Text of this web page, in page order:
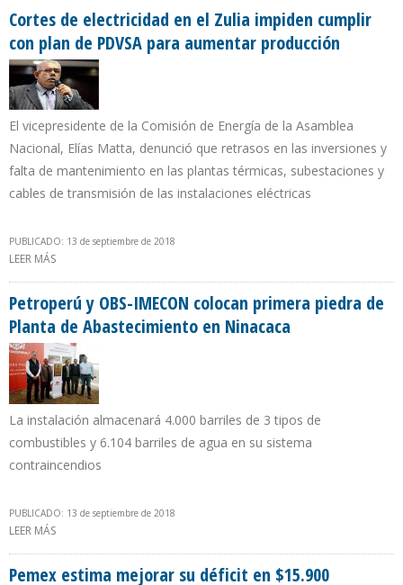
MUERTA
Cortes de electricidad en el Zulia impiden cumplir
con plan de PDVSA para aumentar producción
El vicepresidente de la Comisión de Energía de la Asamblea
Nacional, Elías Matta, denunció que retrasos en las inversiones y
falta de mantenimiento en las plantas térmicas, subestaciones y
cables de transmisión de las instalaciones eléctricas
PUBLICADO: 13 de septiembre de 2018
LEER MÁS
Petroperú y OBS-IMECON colocan primera piedra de
Planta de Abastecimiento en Ninacaca
La instalación almacenará 4.000 barriles de 3 tipos de
combustibles y 6.104 barriles de agua en su sistema
contraincendios
PUBLICADO: 13 de septiembre de 2018
LEER MÁS
Pemex estima mejorar su déficit en $15.900